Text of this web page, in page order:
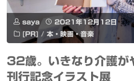
レ
ス
saya
2021年12月12日
[PR] / 本・映画・音楽
32歳。いきなり介護が
刊行記念イラスト展